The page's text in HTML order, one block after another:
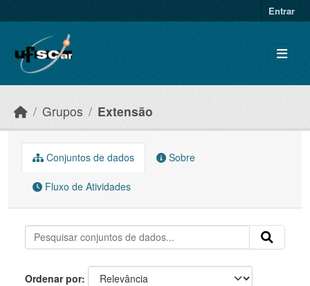
Entrar
Grupos Extensão
Conjuntos de dados Sobre
Fluxo de Atividades
Ordenar por